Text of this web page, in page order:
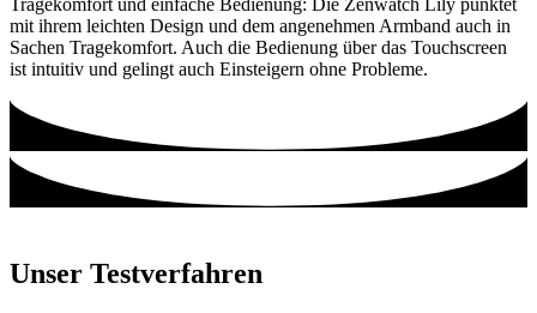
Tragekomfort und einfache Bedienung: Die Zenwatch Lily punktet
mit ihrem leichten Design und dem angenehmen Armband auch in
Sachen Tragekomfort. Auch die Bedienung über das Touchscreen
ist intuitiv und gelingt auch Einsteigern ohne Probleme.
Unser Testverfahren